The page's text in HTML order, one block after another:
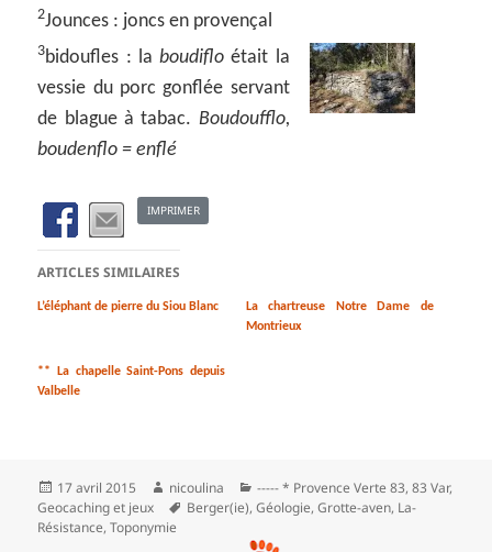
2Jounces : joncs en provençal
3bidoufles : laboudiflo était la
vessie du porc gonflée servant
de blague à tabac. Boudoufflo,
boudenflo = enflé
IMPRIMER
ARTICLES SIMILAIRES
L’éléphant de pierre du Siou Blanc
La chartreuse Notre Dame de
Montrieux
** La chapelle Saint-Pons depuis
Valbelle
Publié
le
17 avril 2015 Auteur
nicoulina Catégories
----- * Provence Verte 83,83 Var,
Geocaching et jeux
Mots-
clés
Berger(ie),Géologie,Grotte-aven, La-
Résistance,Toponymie